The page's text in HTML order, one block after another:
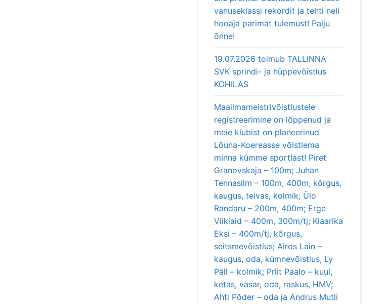
vanuseklassi rekordit ja tehti neli
hooaja parimat tulemust! Palju
õnne!
19.07.2026 toimub TALLINNA
SVK sprindi- ja hüppevõistlus
KOHILAS
Maailmameistrivõistlustele
registreerimine on lõppenud ja
meie klubist on planeerinud
Lõuna-Koereasse võistlema
minna kümme sportlast! Piret
Granovskaja – 100m; Juhan
Tennasilm – 100m, 400m, kõrgus,
kaugus, teivas, kolmik; Ülo
Randaru – 200m, 400m; Erge
Viiklaid – 400m, 300m/tj; Klaarika
Eksi – 400m/tj, kõrgus,
seitsmevõistlus; Airos Lain –
kaugus, oda, kümnevõistlus, Ly
Päll – kolmik; Priit Paalo – kuul,
ketas, vasar, oda, raskus, HMV;
Ahti Põder – oda ja Andrus Mutli